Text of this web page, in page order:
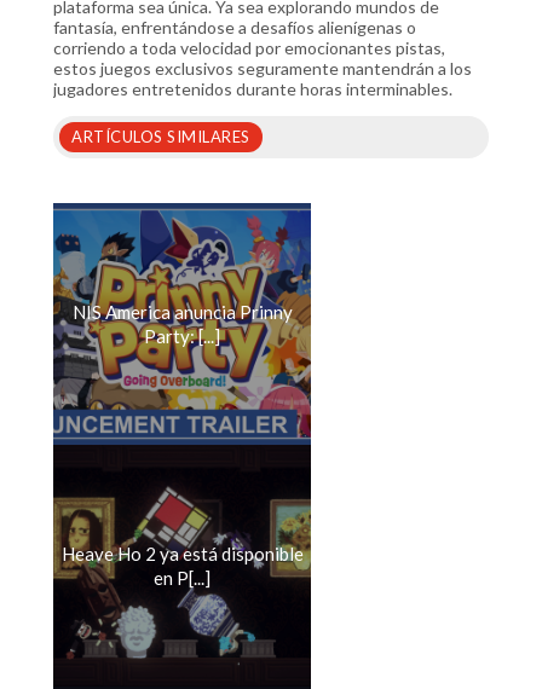
plataforma sea única. Ya sea explorando mundos de
fantasía, enfrentándose a desafíos alienígenas o
corriendo a toda velocidad por emocionantes pistas,
estos juegos exclusivos seguramente mantendrán a los
jugadores entretenidos durante horas interminables.
ARTÍCULOS SIMILARES
NIS America anuncia Prinny
Party: [...]
Heave Ho 2 ya está disponible
en P[...]